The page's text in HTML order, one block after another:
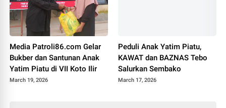
Media Patroli86.com Gelar
Bukber dan Santunan Anak
Yatim Piatu di VII Koto Ilir
March 19, 2026
Peduli Anak Yatim Piatu,
KAWAT dan BAZNAS Tebo
Salurkan Sembako
March 17, 2026